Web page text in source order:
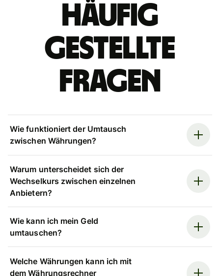
Häufig
gestellte
Fragen
Wie funktioniert der Umtausch
zwischen Währungen?
Warum unterscheidet sich der
Wechselkurs zwischen einzelnen
Anbietern?
Wie kann ich mein Geld
umtauschen?
Welche Währungen kann ich mit
dem Währungsrechner